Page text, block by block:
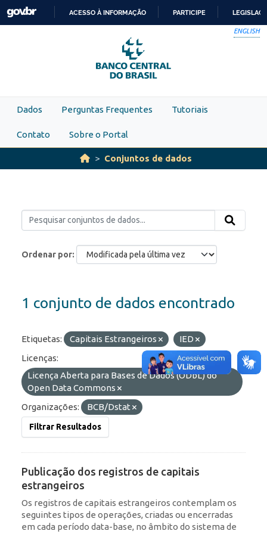
Skip to main content
PARA
O
CONTEÚDO
ACESSO À INFORMAÇÃO PARTICIPE
ENGLISH
Dados Perguntas Frequentes Tutoriais
Contato Sobre o Portal
Conjuntos de dados
Ordenar por
1 conjunto de dados encontrado
Etiquetas: Capitais Estrangeiros
IED
Licenças:
Licença Aberta para Bases de Dados (ODbL) do
Open Data Commons
Organizações:
BCB/Dstat
Filtrar Resultados
Publicação dos registros de capitais
estrangeiros
Os registros de capitais estrangeiros contemplam os
seguintes tipos de operações, criadas ou encerradas
em cada período data-base, no âmbito do sistema de